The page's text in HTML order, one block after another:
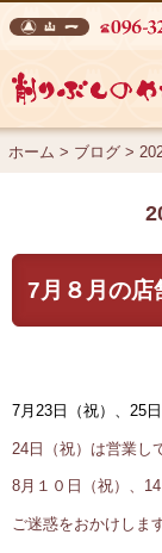
ホーム > ブログ >
7月８月の店
7月23日（祝）、25
24日（祝）は営業し
8月１０日（祝）、
ご迷惑をおかけしま